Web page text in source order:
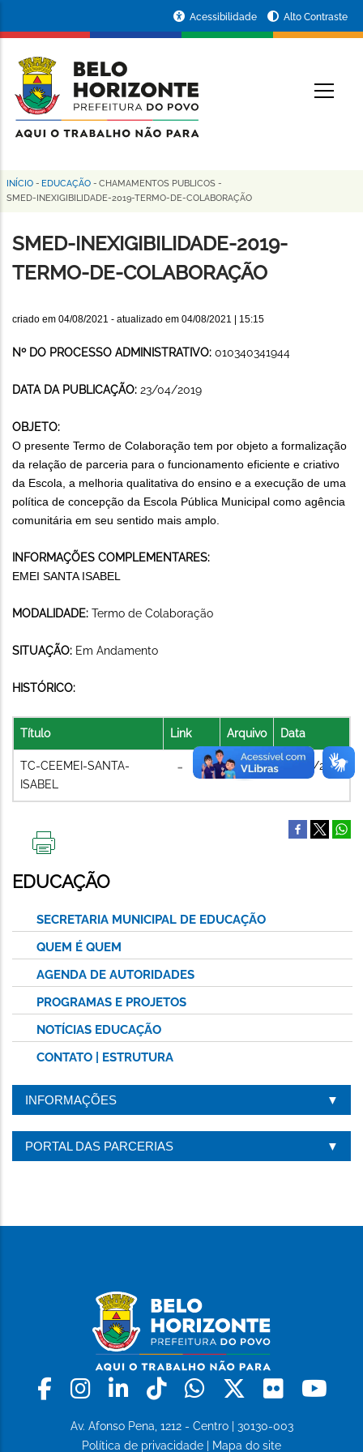
conteúdo
principal
da
Prefeitura
de
Horizonte
Acessibilidade Alto Contraste
Trilha
navegação
INÍCIO - EDUCAÇÃO - CHAMAMENTOS PUBLICOS -
SMED-INEXIGIBILIDADE-2019-TERMO-DE-COLABORAÇÃO
SMED-INEXIGIBILIDADE-2019-
TERMO-DE-COLABORAÇÃO
criado em 04/08/2021 - atualizado em 04/08/2021 | 15:15
Nº DO PROCESSO ADMINISTRATIVO: 010340341944
DATA DA PUBLICAÇÃO: 23/04/2019
OBJETO:
O presente Termo de Colaboração tem por objeto a formalização
da relação de parceria para o funcionamento eficiente e criativo
da Escola, a melhoria qualitativa do ensino e a execução de uma
política de concepção da Escola Pública Municipal como agência
comunitária em seu sentido mais amplo.
INFORMAÇÕES COMPLEMENTARES:
EMEI SANTA ISABEL
MODALIDADE: Termo de Colaboração
SITUAÇÃO: Em Andamento
HISTÓRICO:
Título Link Arquivo Data
TC-CEEMEI-SANTA-
ISABEL
04/08/2021
ESTA
PÁGINA
EDUCAÇÃO
SECRETARIA MUNICIPAL DE EDUCAÇÃO
QUEM É QUEM
AGENDA DE AUTORIDADES
PROGRAMAS E PROJETOS
NOTÍCIAS EDUCAÇÃO
CONTATO | ESTRUTURA
INFORMAÇÕES
PORTAL DAS PARCERIAS
Facebook
Instagram
LinkedinTiktokWhatsapp
X Flickr
Av. Afonso Pena, 1212 - Centro | 30130-003
Política de privacidade
Mapa do site